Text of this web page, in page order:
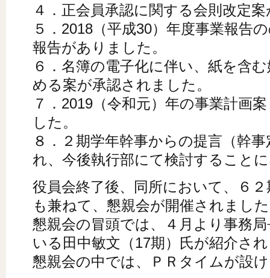
４．正会員承認に関する会則改定
５．2018（平成30）年度事業報告
報告がありました。
６．名簿の電子化に伴い、紙を含
める案が承認されました。
７．2019（令和元）年の事業計画
した。
８．２期学年幹事からの提言（幹
れ、今後執行部にて検討すること
役員会終了後、同所において、６
も兼ねて、懇親会が開催されまし
懇親会の冒頭では、４月より事務
いる田中敏文（17期）氏が紹介さ
懇親会の中では、ＰＲタイムが設